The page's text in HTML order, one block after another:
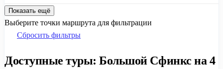
Показать ещё
Выберите точки маршрута для фильтрации
Сбросить фильтры
Доступные туры: Большой Сфинкс на 4